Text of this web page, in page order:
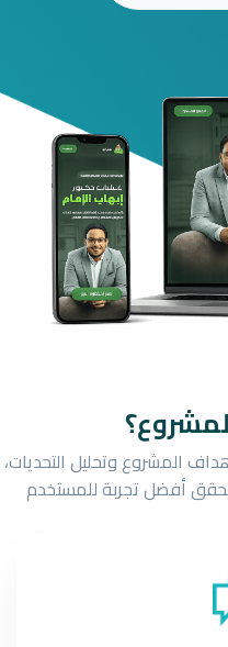
المشروع وتحليل التحديات،
أفضل تجربة للمستخدم